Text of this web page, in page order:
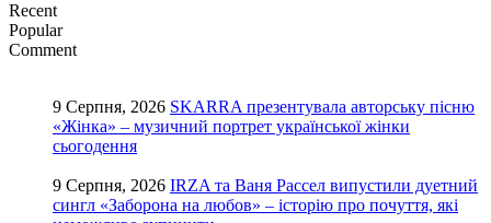
Recent
Popular
Comment
9 Серпня, 2026 SKARRA презентувала авторську пісню
«Жінка» – музичний портрет української жінки
сьогодення
9 Серпня, 2026 IRZA та Ваня Рассел випустили дуетний
сингл «Заборона на любов» – історію про почуття, які